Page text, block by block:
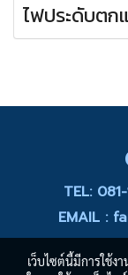
ไฟประดับตก
TEL:
EMAIL :
เว็บไซต์นี้มีการใช้